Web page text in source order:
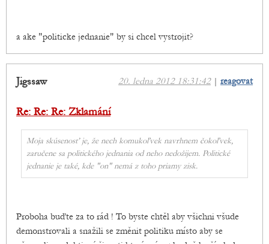
a ake "politicke jednanie" by si chcel vystrojit?
20. ledna 2012 18:31:42| reagovat
Jigssaw
Re: Re: Re: Zklamání
Moja skúsenosť je, že nech komukoľvek navrhnem čokoľvek,
zaručene sa politického jednania od neho nedožijem. Politické
jednanie je také, kde "on" nemá z toho priamy zisk.
Proboha buďte za to rád ! To byste chtěl aby všichni všude
demonstrovali a snažili se změnit politiku místo aby se